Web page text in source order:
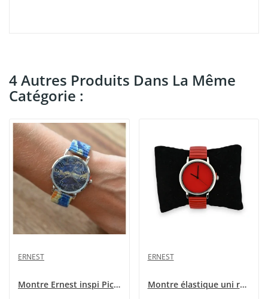
4 Autres Produits Dans La Même
Catégorie :
ERNEST
Montre Ernest inspi Picasso
ERNEST
Montre élastique uni rouge